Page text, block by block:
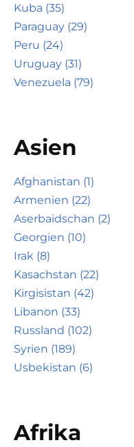
Kuba (35)
Paraguay (29)
Peru (24)
Uruguay (31)
Venezuela (79)
Asien
Afghanistan (1)
Armenien (22)
Aserbaidschan (2)
Georgien (10)
Irak (8)
Kasachstan (22)
Kirgisistan (42)
Libanon (33)
Russland (102)
Syrien (189)
Usbekistan (6)
Afrika